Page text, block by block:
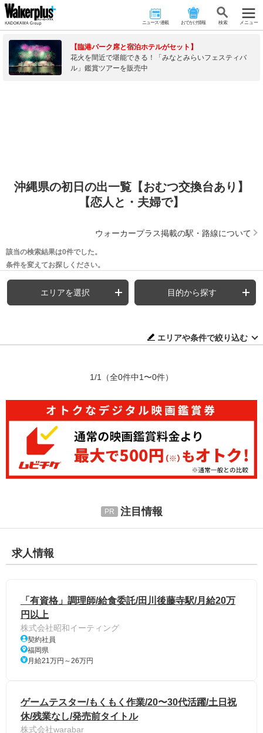
ニュース･連載 おでかけ情報 検 索 メニュー
【臨港パーク席と宿泊ホテルがセット】
花火を間近で堪能できる！「みなとみらいフェスティバ
ル」鑑賞ツアーを販売中
沖縄県の初日の出一覧【おむつ交換台あり】
【恋人と・夫婦で】
ウォーカープラス掲載の駅・路線について
該当の検索結果は0件でした。
条件を変えてお探しください。
エリアを選択 目的から探す
エリアや条件で絞り込む
1/1 （全0件中1〜0件）
注目情報
求人情報
「有資格」調理師/給食委託/田川後藤寺駅/月給20万
円以上
株式会社昭和イーティング
契約社員
福岡県
月給21万円～26万円
ゲームテスター/もくもく作業/20〜30代活躍/土日祝
休/残業なし/発売前タイトル
株式会社warabar